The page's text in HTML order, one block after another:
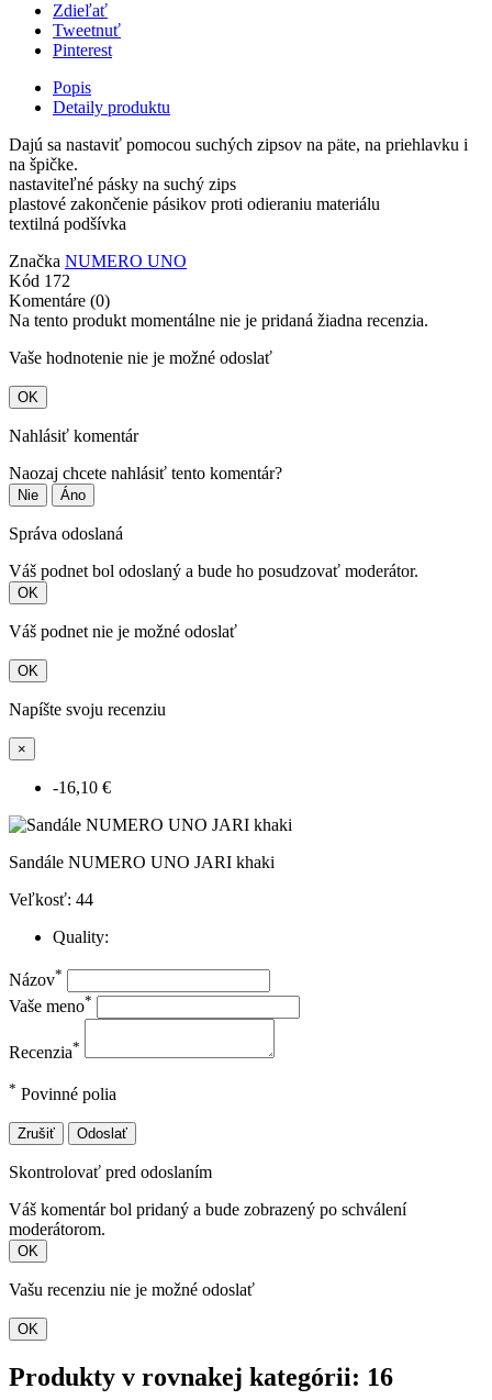
Zdieľať
Tweetnuť
Pinterest
Popis
Detaily produktu
Dajú sa nastaviť pomocou suchých zipsov na päte, na priehlavku i
na špičke.
nastaviteľné pásky na suchý zips
plastové zakončenie pásikov proti odieraniu materiálu
textilná podšívka
Značka NUMERO UNO
Kód 172
Komentáre (0)
Na tento produkt momentálne nie je pridaná žiadna recenzia.
Vaše hodnotenie nie je možné odoslať
OK
Nahlásiť komentár
Naozaj chcete nahlásiť tento komentár?
Nie Áno
Správa odoslaná
Váš podnet bol odoslaný a bude ho posudzovať moderátor.
OK
Váš podnet nie je možné odoslať
OK
Napíšte svoju recenziu
×
-16,10 €
Sandále NUMERO UNO JARI khaki
Veľkosť: 44
Quality:
Názov*
Vaše meno*
Recenzia*
* Povinné polia
Zrušiť Odoslať
Skontrolovať pred odoslaním
Váš komentár bol pridaný a bude zobrazený po schválení
moderátorom.
OK
Vašu recenziu nie je možné odoslať
OK
Produkty v rovnakej kategórii: 16